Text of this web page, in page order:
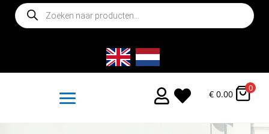
Producten
zoeken
  € 0.00
0